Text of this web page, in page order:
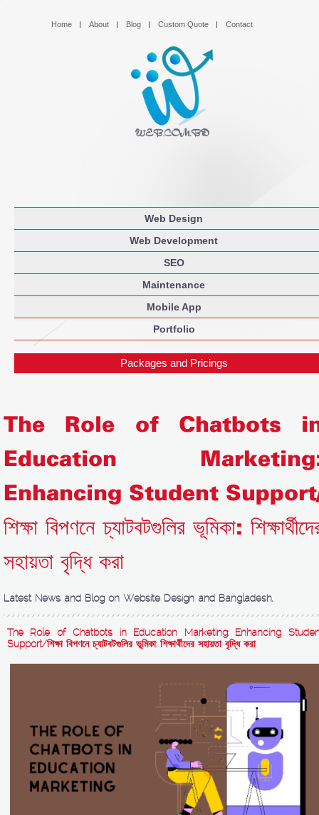
Home About Blog Custom Quote Contact
Web Design
Web Development
SEO
Maintenance
Mobile App
Portfolio
Packages and Pricings
The Role of Chatbots
Education
Enhancing Student
শিক্ষা বিপণনে চ্যাটবটগুলির ভূমিকা:
সহায়তা বৃদ্ধি করা
Latest News and Blog on Website Design and Bangladesh.
The Role of Chatbots in Education Marketing: Enhancing
Support/শিক্ষা বিপণনে চ্যাটবটগুলির ভূমিকা: শিক্ষার্থীদের সহায়তা বৃদ্ধি করা